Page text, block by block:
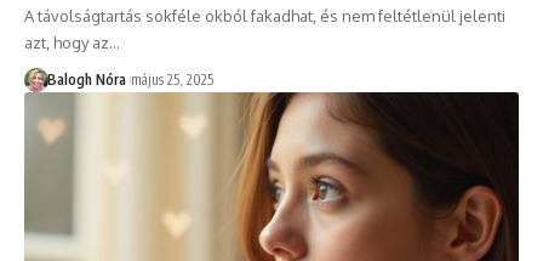
A távolságtartás sokféle okból fakadhat, és nem feltétlenül jelenti
azt, hogy az…
Balogh Nóra május 25, 2025